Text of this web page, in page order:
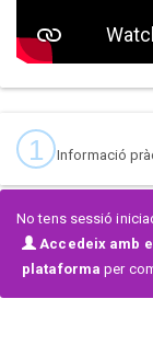
1 Informació
No tens sessió
Accedeix amb
plataforma per